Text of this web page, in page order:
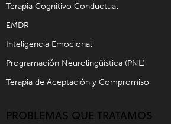
Terapia Cognitivo Conductual
EMDR
Inteligencia Emocional
Programación Neurolingüística (PNL)
Terapia de Aceptación y Compromiso
PROBLEMAS QUE TRATAMOS